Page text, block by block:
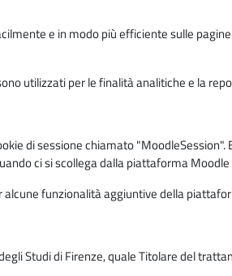
e in modo più efficiente sulle
utilizzati per le finalità analitiche e la
di sessione chiamato
ci si scollega dalla piattaforma
funzionalità aggiuntive della
Studi di Firenze, quale Titolare del